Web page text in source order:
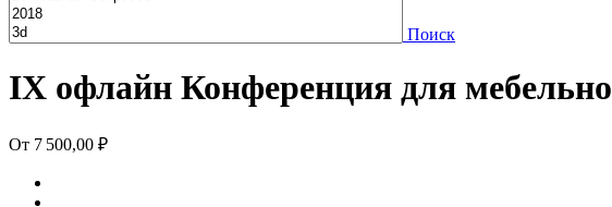
Поиск
IX офлайн Конференция для
От 7 500,00 ₽